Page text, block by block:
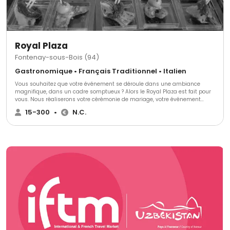
soutenant les producteurs locaux. Une expérience culinaire unique qui
célèbre la famille, votre couple, les amis, votre entreprise ainsi que la
qualité des produits de notre terroir.
Royal Plaza
Fontenay-sous-Bois (94)
Gastronomique • Français Traditionnel • Italien
Vous souhaitez que votre événement se déroule dans une ambiance
magnifique, dans un cadre somptueux ? Alors le Royal Plaza est fait pour
vous. Nous réaliserons votre cérémonie de mariage, votre événement
d'entreprise, formidable et mémorable, dont tous vos convives se
souviendront pendant de nombreuses années.
15-300 • N.C.